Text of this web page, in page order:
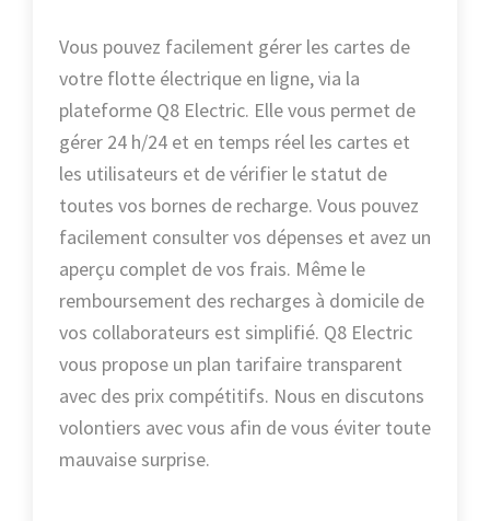
Vous pouvez facilement gérer les cartes de
votre flotte électrique en ligne, via la
plateforme Q8 Electric. Elle vous permet de
gérer 24 h/24 et en temps réel les cartes et
les utilisateurs et de vérifier le statut de
toutes vos bornes de recharge. Vous pouvez
facilement consulter vos dépenses et avez un
aperçu complet de vos frais. Même le
remboursement des recharges à domicile de
vos collaborateurs est simplifié. Q8 Electric
vous propose un plan tarifaire transparent
avec des prix compétitifs. Nous en discutons
volontiers avec vous afin de vous éviter toute
mauvaise surprise.